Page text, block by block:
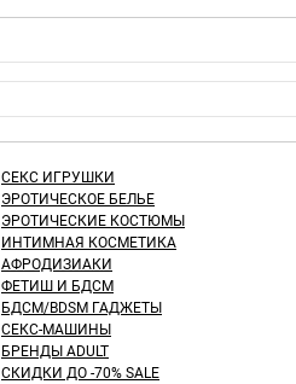
СЕКС ИГРУШКИ
ЭРОТИЧЕСКОЕ БЕЛЬЕ
ЭРОТИЧЕСКИЕ КОСТЮМЫ
ИНТИМНАЯ КОСМЕТИКА
АФРОДИЗИАКИ
ФЕТИШ И БДСМ
БДСМ/BDSM ГАДЖЕТЫ
СЕКС-МАШИНЫ
БРЕНДЫ ADULT
СКИДКИ ДО -70% SALE